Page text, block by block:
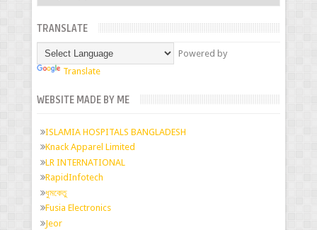
TRANSLATE
Powered by
Translate
WEBSITE MADE BY ME
ISLAMIA HOSPITALS BANGLADESH
Knack Apparel Limited
LR INTERNATIONAL
RapidInfotech
ধুমকেতু
Fusia Electronics
Jeor